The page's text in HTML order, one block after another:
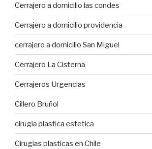
Cerrajero a domicilio las condes
Cerrajero a domicilio providencia
cerrajero a domicilio San Miguel
Cerrajero La Cisterna
Cerrajeros Urgencias
Cillero Bruñol
cirugia plastica estetica
Cirugias plasticas en Chile